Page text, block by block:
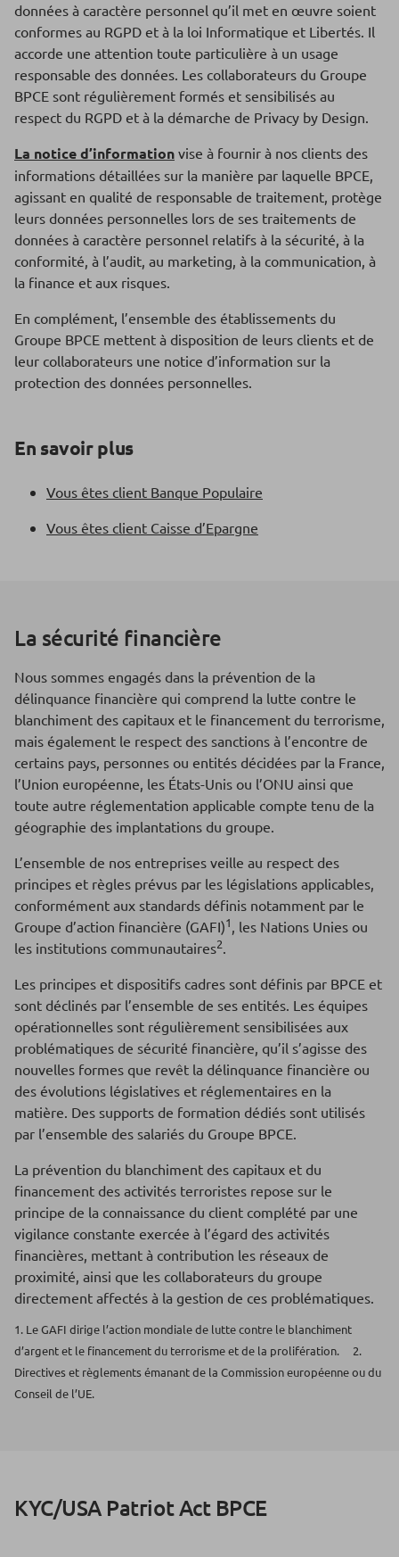
données à caractère personnel qu’il met en œuvre soient
conformes au RGPD et à la loi Informatique et Libertés. Il
accorde une attention toute particulière à un usage
responsable des données. Les collaborateurs du Groupe
BPCE sont régulièrement formés et sensibilisés au
respect du RGPD et à la démarche de Privacy by Design.
La notice d’information vise à fournir à nos clients des
informations détaillées sur la manière par laquelle BPCE,
agissant en qualité de responsable de traitement, protège
leurs données personnelles lors de ses traitements de
données à caractère personnel relatifs à la sécurité, à la
conformité, à l’audit, au marketing, à la communication, à
la finance et aux risques.
En complément, l’ensemble des établissements du
Groupe BPCE mettent à disposition de leurs clients et de
leur collaborateurs une notice d’information sur la
protection des données personnelles.
En savoir plus
Vous êtes client Banque Populaire
Vous êtes client Caisse d’Epargne
La sécurité financière
Nous sommes engagés dans la prévention de la
délinquance financière qui comprend la lutte contre le
blanchiment des capitaux et le financement du terrorisme,
mais également le respect des sanctions à l’encontre de
certains pays, personnes ou entités décidées par la France,
l’Union européenne, les États-Unis ou l’ONU ainsi que
toute autre réglementation applicable compte tenu de la
géographie des implantations du groupe.
L’ensemble de nos entreprises veille au respect des
principes et règles prévus par les législations applicables,
conformément aux standards définis notamment par le
Groupe d’action financière (GAFI)1, les Nations Unies ou
les institutions communautaires2.
Les principes et dispositifs cadres sont définis par BPCE et
sont déclinés par l’ensemble de ses entités. Les équipes
opérationnelles sont régulièrement sensibilisées aux
problématiques de sécurité financière, qu’il s’agisse des
nouvelles formes que revêt la délinquance financière ou
des évolutions législatives et réglementaires en la
matière. Des supports de formation dédiés sont utilisés
par l’ensemble des salariés du Groupe BPCE.
La prévention du blanchiment des capitaux et du
financement des activités terroristes repose sur le
principe de la connaissance du client complété par une
vigilance constante exercée à l’égard des activités
financières, mettant à contribution les réseaux de
proximité, ainsi que les collaborateurs du groupe
directement affectés à la gestion de ces problématiques.
1. Le GAFI dirige l’action mondiale de lutte contre le blanchiment
d’argent et le financement du terrorisme et de la prolifération. 2.
Directives et règlements émanant de la Commission européenne ou du
Conseil de l’UE.
KYC/USA Patriot Act BPCE